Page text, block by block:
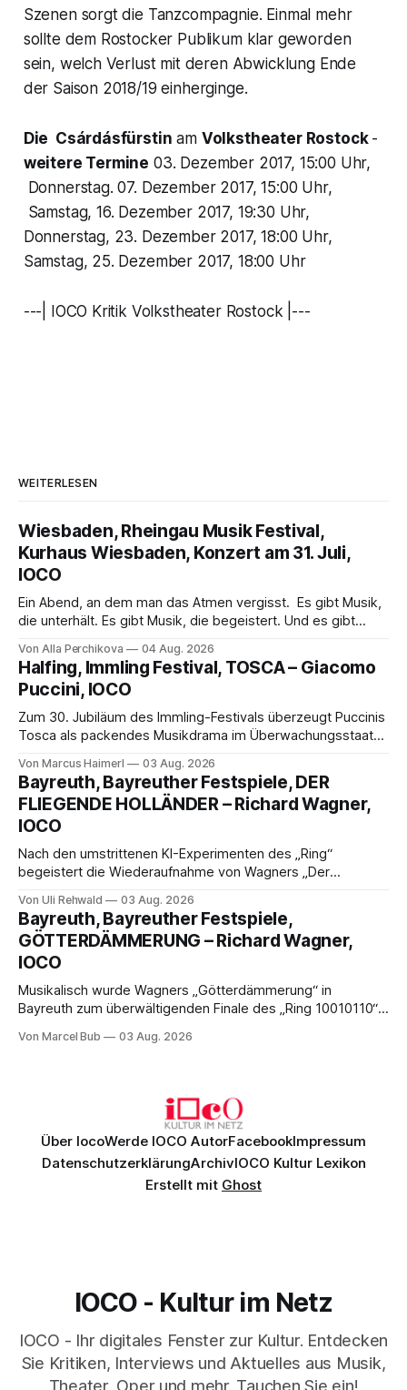
Szenen sorgt die Tanzcompagnie. Einmal mehr
sollte dem Rostocker Publikum klar geworden
sein, welch Verlust mit deren Abwicklung Ende
der Saison 2018/19 einherginge.
Die Csárdásfürstin am Volkstheater Rostock -
weitere Termine 03. Dezember 2017, 15:00 Uhr,
Donnerstag. 07. Dezember 2017, 15:00 Uhr,
Samstag, 16. Dezember 2017, 19:30 Uhr,
Donnerstag, 23. Dezember 2017, 18:00 Uhr,
Samstag, 25. Dezember 2017, 18:00 Uhr
---| IOCO Kritik Volkstheater Rostock |---
WEITERLESEN
Wiesbaden, Rheingau Musik Festival,
Kurhaus Wiesbaden, Konzert am 31. Juli,
IOCO
Ein Abend, an dem man das Atmen vergisst. Es gibt Musik,
die unterhält. Es gibt Musik, die begeistert. Und es gibt
Genau so war der Abend im Kurhaus Wiesbaden, an dem
Johannes Brahms’ Erstes Klavierkonzert d-Moll op. 15 mit
Daniil
Von Alla Perchikova 04 Aug. 2026
Halfing, Immling Festival, TOSCA – Giacomo
Puccini, IOCO
Zum 30. Jubiläum des Immling-Festivals überzeugt Puccinis
Tosca als packendes Musikdrama im Überwachungsstaat
spannend und werkgetreu, getragen von starken Solisten,
eindrucksvollen Projektionen und einer klangvollen
musikalischen Leitung.
Von Marcus Haimerl 03 Aug. 2026
Bayreuth, Bayreuther Festspiele, DER
FLIEGENDE HOLLÄNDER – Richard Wagner,
IOCO
Nach den umstrittenen KI-Experimenten des „Ring“
begeistert die Wiederaufnahme von Wagners „Der
Musik und einem neuen Traumpaar: Elisabeth Teige und
Nicholas Brownlee sorgen für einen der Höhepunkte der
Bayreuther Festspiele 2026.
Von Uli Rehwald 03 Aug. 2026
Bayreuth, Bayreuther Festspiele,
GÖTTERDÄMMERUNG – Richard Wagner,
IOCO
Musikalisch wurde Wagners „Götterdämmerung“ in
Bayreuth zum überwältigenden Finale des „Ring 10010110“:
exzellentes Sängerensemble begeisterten. Die KI-geprägte
Von Marcel Bub 03 Aug. 2026
Über IocoWerde IOCO AutorFacebookImpressum
DatenschutzerklärungArchivIOCO Kultur Lexikon
Erstellt mit Ghost
IOCO - Kultur im Netz
IOCO - Ihr digitales Fenster zur Kultur. Entdecken
Sie Kritiken, Interviews und Aktuelles aus Musik,
Theater, Oper und mehr. Tauchen Sie ein!